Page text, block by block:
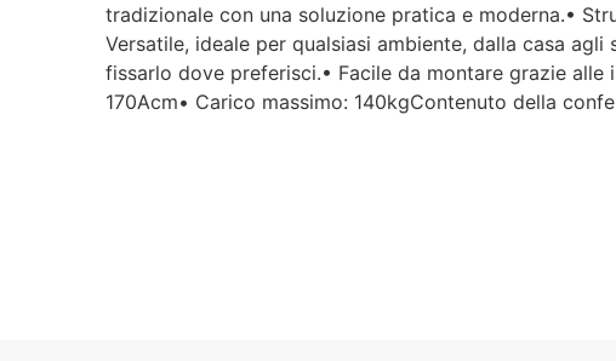
tradizionale con una soluzione pratica e moderna.•
Versatile, ideale per qualsiasi ambiente, dalla casa
fissarlo dove preferisci.• Facile da montare grazie
170Acm• Carico massimo: 140kgContenuto della